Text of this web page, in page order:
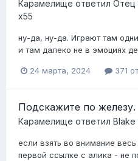
Карамелище ответил Отец
x55
ну-да, ну-да. Играют там
и там далеко не в эмоциях
24 марта, 2024 371
Подскажите по железу.
Карамелище ответил Blake
если взять во внимание
первой ссылке с алика - не